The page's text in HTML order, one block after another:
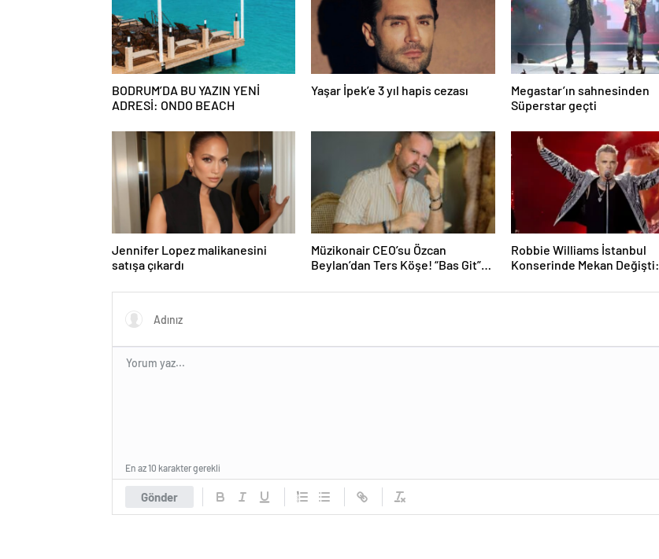
BODRUM’DA BU YAZIN YENİ
ADRESİ: ONDO BEACH
Yaşar İpek’e 3 yıl hapis cezası
Megastar’ın sahnesinden
Süperstar geçti
Jennifer Lopez malikanesini
satışa çıkardı
Müzikonair CEO’su Özcan
Beylan’dan Ters Köşe! “Bas Git”
Attı!
Robbie Williams İstanbul
Konserinde Mekan Değişti:
Taşındı!
Gönder
En az 10 karakter gerekli